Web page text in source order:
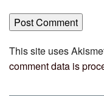
This site uses
comment data is